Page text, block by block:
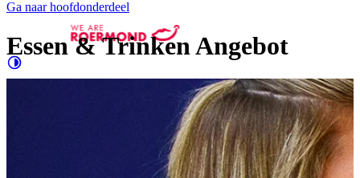
Ga naar hoofdonderdeel
Essen & Trinken Angebot